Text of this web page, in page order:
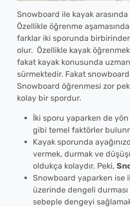
Snowboard ile kayak
Özellikle öğrenme
farklar iki sporunda
olur. Özellikle kayak
fakat kayak konusunda
sürmektedir. Fakat
Snowboard öğrenmesi zor
kolay bir spordur.
İki sporu yaparken de
gibi temel faktörler
Kayak sporunda
vermek, durmak ve
oldukça kolaydır. Peki,
Snowboard yaparken ise
üzerinde dengeli
sebeple dengeyi